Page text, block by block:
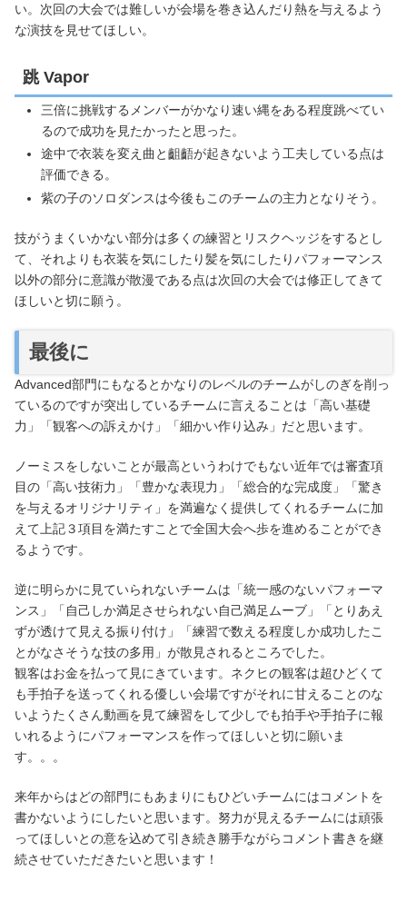
い。次回の大会では難しいが会場を巻き込んだり熱を与えるよう
な演技を見せてほしい。
跳 Vapor
三倍に挑戦するメンバーがかなり速い縄をある程度跳べてい
るので成功を見たかったと思った。
途中で衣装を変え曲と齟齬が起きないよう工夫している点は
評価できる。
紫の子のソロダンスは今後もこのチームの主力となりそう。
技がうまくいかない部分は多くの練習とリスクヘッジをするとし
て、それよりも衣装を気にしたり髪を気にしたりパフォーマンス
以外の部分に意識が散漫である点は次回の大会では修正してきて
ほしいと切に願う。
最後に
Advanced部門にもなるとかなりのレベルのチームがしのぎを削っ
ているのですが突出しているチームに言えることは「高い基礎
力」「観客への訴えかけ」「細かい作り込み」だと思います。
ノーミスをしないことが最高というわけでもない近年では審査項
目の「高い技術力」「豊かな表現力」「総合的な完成度」「驚き
を与えるオリジナリティ」を満遍なく提供してくれるチームに加
えて上記３項目を満たすことで全国大会へ歩を進めることができ
るようです。
逆に明らかに見ていられないチームは「統一感のないパフォーマ
ンス」「自己しか満足させられない自己満足ムーブ」「とりあえ
ずが透けて見える振り付け」「練習で数える程度しか成功したこ
とがなさそうな技の多用」が散見されるところでした。
観客はお金を払って見にきています。ネクヒの観客は超ひどくて
も手拍子を送ってくれる優しい会場ですがそれに甘えることのな
いようたくさん動画を見て練習をして少しでも拍手や手拍子に報
いれるようにパフォーマンスを作ってほしいと切に願いま
す。。。
来年からはどの部門にもあまりにもひどいチームにはコメントを
書かないようにしたいと思います。努力が見えるチームには頑張
ってほしいとの意を込めて引き続き勝手ながらコメント書きを継
続させていただきたいと思います！